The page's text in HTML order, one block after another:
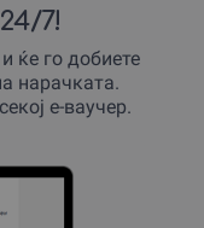
7!
ќе го добиете
нарачката.
е-ваучер.